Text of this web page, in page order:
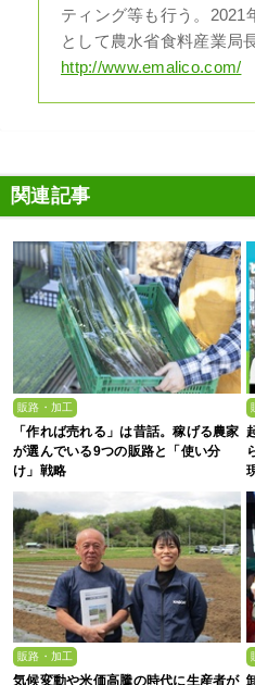
ティング等も行う。2021
として農水省食料産業局
http://www.emalico.com/
関連記事
販路・加工
「作れば売れる」は昔話。稼げる農家
が選んでいる9つの販路と「使い分
け」戦略
販路・加工
気候変動や米価高騰の時代に生産者が